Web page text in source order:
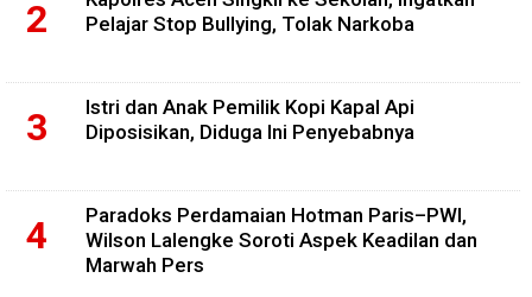
Pelajar Stop Bullying, Tolak Narkoba
Istri dan Anak Pemilik Kopi Kapal Api
Diposisikan, Diduga Ini Penyebabnya
Paradoks Perdamaian Hotman Paris–PWI,
Wilson Lalengke Soroti Aspek Keadilan dan
Marwah Pers